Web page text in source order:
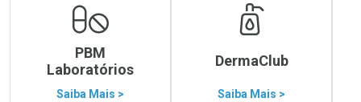
PBM
Laboratórios
Saiba Mais >
DermaClub
Saiba Mais >